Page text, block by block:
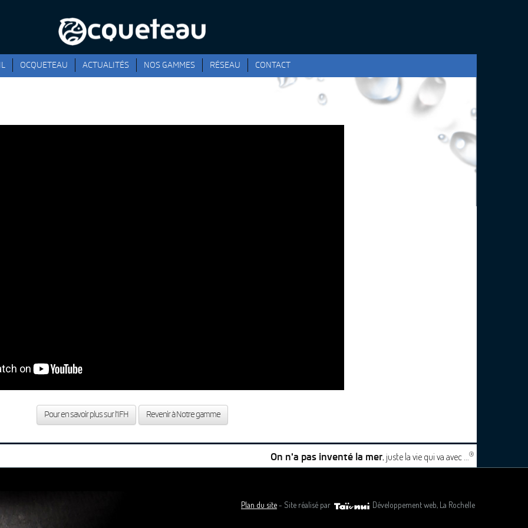
OCQUETEAU ACTUALITÉS NOS GAMMES RÉSEAU CONTACT
Pour en savoir plus sur l'IFH Revenir à Notre gamme
On n'a pas inventé la mer, juste la vie qui va avec ...®
Plan du site- Site réalisé par Développement web, La Rochelle